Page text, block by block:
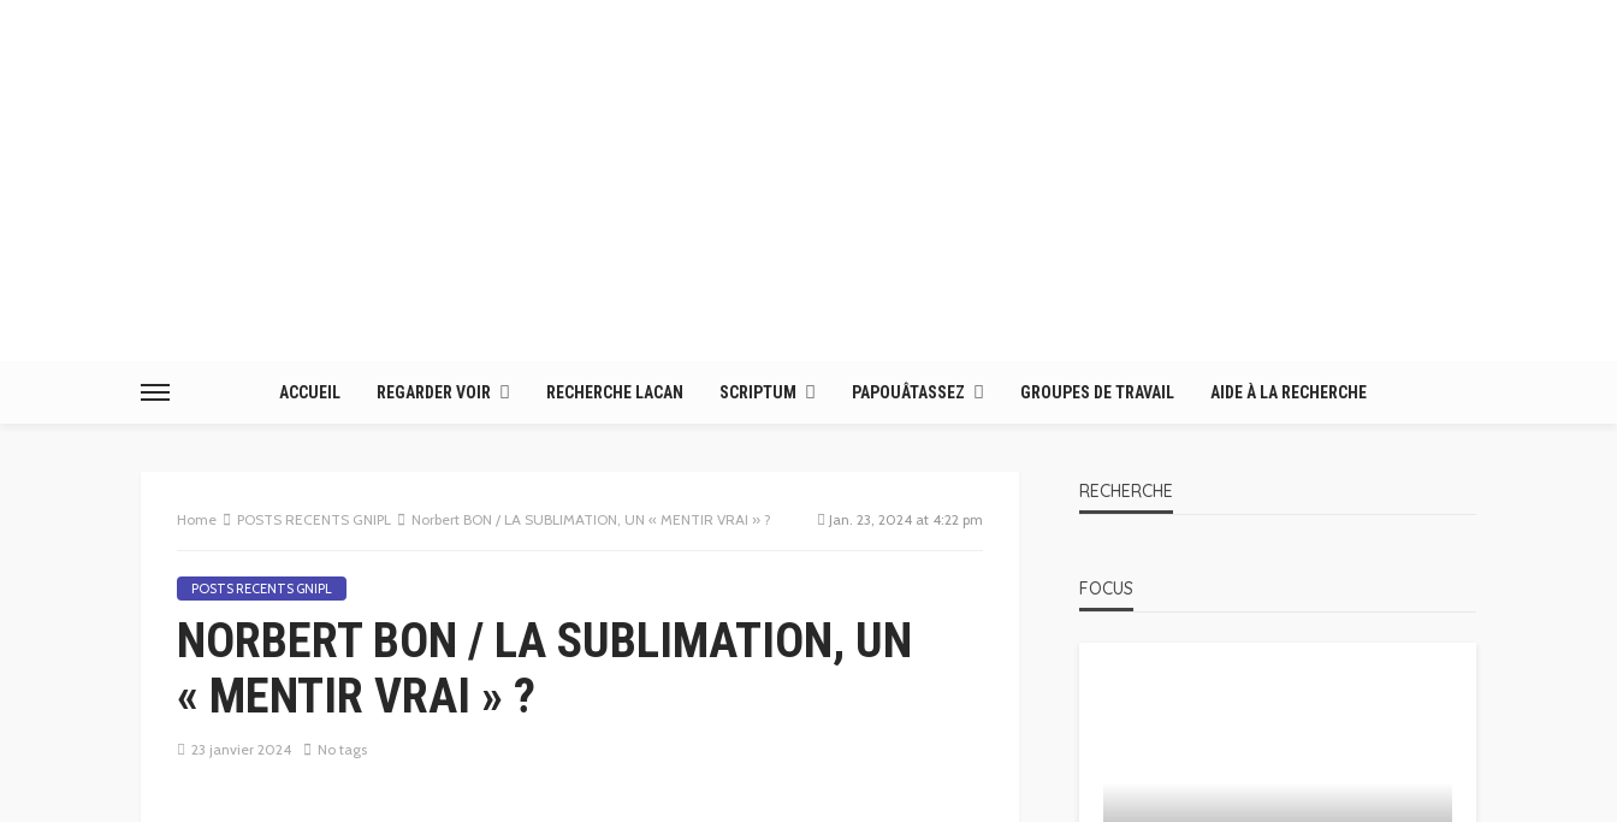
ACCUEIL REGARDER VOIR RECHERCHE LACAN SCRIPTUM PAPOUÂTASSEZ GROUPES DE TRAVAIL AIDE À LA RECHERCHE
Home POSTS RECENTS GNIPL Norbert BON / LA SUBLIMATION, UN « MENTIR VRAI » ? Jan. 23, 2024 at 4:22 pm
POSTS RECENTS GNIPL
NORBERT BON / LA SUBLIMATION, UN
« MENTIR VRAI » ?
23 janvier 2024 No tags
RECHERCHE
FOCUS